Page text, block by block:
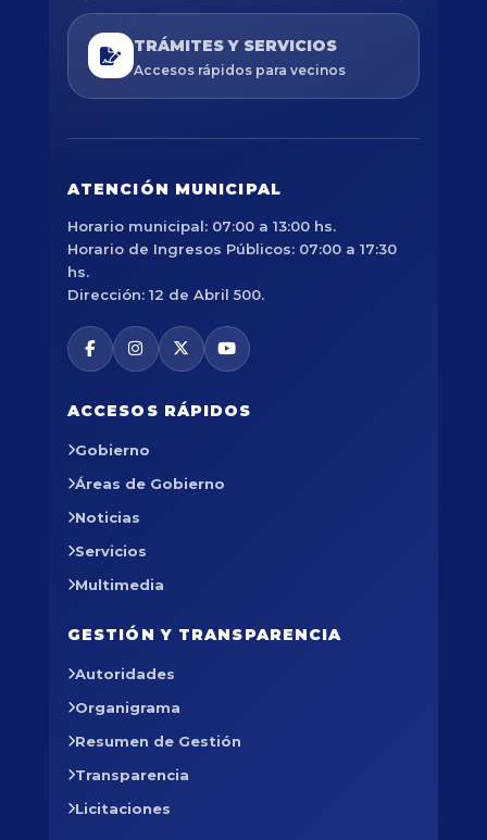
TRÁMITES Y SERVICIOS
Accesos rápidos para vecinos
ATENCIÓN MUNICIPAL
Horario municipal: 07:00 a 13:00 hs.
Horario de Ingresos Públicos: 07:00 a 17:30
hs.
Dirección: 12 de Abril 500.
ACCESOS RÁPIDOS
Gobierno
Áreas de Gobierno
Noticias
Servicios
Multimedia
GESTIÓN Y TRANSPARENCIA
Autoridades
Organigrama
Resumen de Gestión
Transparencia
Licitaciones